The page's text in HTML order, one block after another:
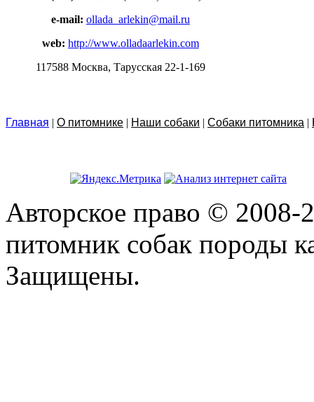
e-mail: ollada_arlekin@mail.ru
web: http://www.olladaarlekin.com
117588 Москва, Тарусская 22-1-169
Главная | О питомнике | Наши собаки | Собаки питомника |
Авторское право ©
питомник собак породы
Защищены.